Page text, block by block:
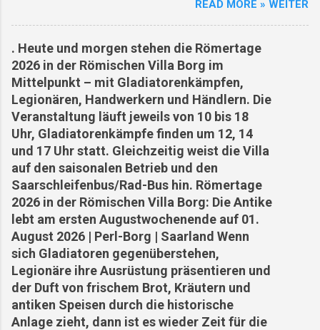
Original, der sich weigerte, das Dorf zu
verlassen. Schmetten Karl: Schmiedemeister in
vierter Generation – seine Werkstatt war Herz
und Ohr des Dorfes. Wiederaufbau und Zukunft
Nach Kriegsende began...
Marschlager in Mitteldeutschland : Archäologen
ist ein historischer Durchbruch gelungen.
Erstmals wurden in Sachsen-Anhalt handfeste
Beweise für die aus Schriftquellen bekannten
römischen Vorstöße bis an die Elbe entdeckt.
Die hochstandardisierten, temporären
Marschlager konnten durch modernste
Prospektionsmethoden nachgewiesen werden.
Antike Austernzucht : In England haben
Forscher Überreste einer rund 2.000 Jahre alten
römischen Austernzucht freigelegt. Dies zeigt
einmal mehr, wie hochentwickelt die römische
Kulinarik und die Logistikketten zur Versorgung
der Provinzen waren. KI-Rekonstruktionen in
Pompeji : Mithilfe künstlicher Intelligenz und
neuer anthropologischer Analysen gelingt es
Wissenschaftlern, die letzten Momente der
Opfer des Vesuvausbruchs noch präziser zu
rekonstruieren und neue Details über ...
READ MORE » WEITER
. Heute und morgen stehen die Römertage
2026 in der Römischen Villa Borg im
Mittelpunkt – mit Gladiatorenkämpfen,
Legionären, Handwerkern und Händlern. Die
Veranstaltung läuft jeweils von 10 bis 18
Uhr, Gladiatorenkämpfe finden um 12, 14
und 17 Uhr statt. Gleichzeitig weist die Villa
auf den saisonalen Betrieb und den
Saarschleifenbus/Rad-Bus hin. Römertage
2026 in der Römischen Villa Borg: Die Antike
lebt am ersten Augustwochenende auf 01.
August 2026 | Perl-Borg | Saarland Wenn
sich Gladiatoren gegenüberstehen,
Legionäre ihre Ausrüstung präsentieren und
der Duft von frischem Brot, Kräutern und
antiken Speisen durch die historische
Anlage zieht, dann ist es wieder Zeit für die